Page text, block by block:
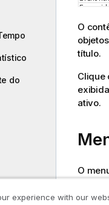
do
O
título.
Clique
ativo.
O
experience with our